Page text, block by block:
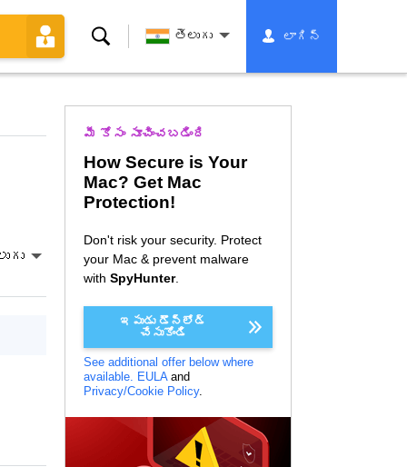
శోధన తెలుగు లాగిన్
మీ కోసం సూచించబడింది
How Secure is Your
Mac? Get Mac
Protection!
Don't risk your security. Protect
your Mac & prevent malware
with SpyHunter.
ఇపుడు డౌన్లోడ్
చేసుకోండి
See additional offer below where
available. EULAand
Privacy/Cookie Policy.